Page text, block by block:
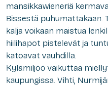
mansikkawieneriä
Bissestä puhumattakaan.
kalja voikaan maistua
hiilihapot pistelevät ja
katoavat vauhdilla.
Kylämiljöö vaikuttaa
kaupungissa. Vihti,